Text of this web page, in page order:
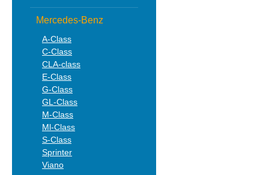
Mercedes-Benz
A-Class
C-Class
CLA-class
E-Class
G-Class
GL-Class
M-Class
Ml-Class
S-Class
Sprinter
Viano